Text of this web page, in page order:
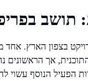
תושב
אך הראשונים
הפעיל הנוסף עשוי